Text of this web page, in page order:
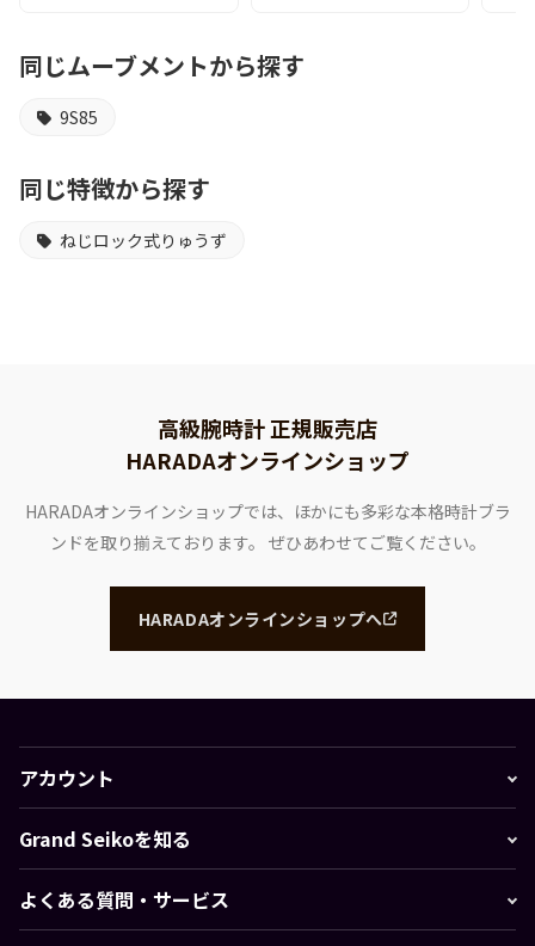
同じムーブメントから探す
9S85
同じ特徴から探す
ねじロック式りゅうず
高級腕時計 正規販売店
HARADAオンラインショップ
HARADAオンラインショップでは、ほかにも多彩な本格時計ブラ
ンドを取り揃えております。 ぜひあわせてご覧ください。
HARADAオンラインショップへ
アカウント
Grand Seikoを知る
よくある質問・サービス